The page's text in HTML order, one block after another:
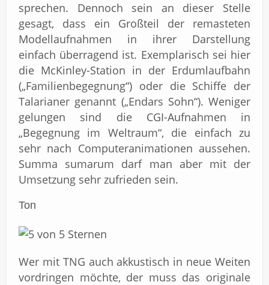
sprechen. Dennoch sein an dieser Stelle
gesagt, dass ein Großteil der remasteten
Modellaufnahmen in ihrer Darstellung
einfach überragend ist. Exemplarisch sei hier
die McKinley-Station in der Erdumlaufbahn
(„Familienbegegnung“) oder die Schiffe der
Talarianer genannt („Endars Sohn“). Weniger
gelungen sind die CGI-Aufnahmen in
„Begegnung im Weltraum“, die einfach zu
sehr nach Computeranimationen aussehen.
Summa sumarum darf man aber mit der
Umsetzung sehr zufrieden sein.
Ton
Wer mit TNG auch akkustisch in neue Weiten
vordringen möchte, der muss das originale